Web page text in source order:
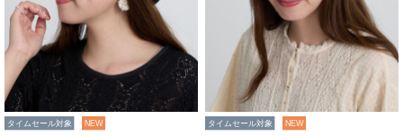
タイムセール対象 NEW タイムセール対象 NEW